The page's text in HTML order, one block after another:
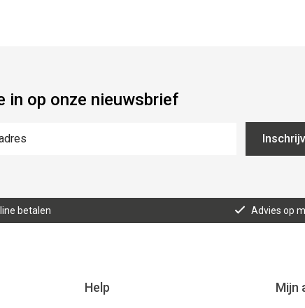
in op onze nieuwsbrief
betalen Advies op
Help Mijn